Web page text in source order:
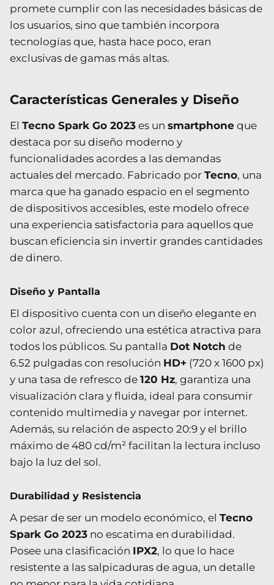
promete cumplir con las necesidades básicas de
los usuarios, sino que también incorpora
tecnologías que, hasta hace poco, eran
exclusivas de gamas más altas.
Características Generales y Diseño
El Tecno Spark Go 2023 es un smartphone que
destaca por su diseño moderno y
funcionalidades acordes a las demandas
actuales del mercado. Fabricado por Tecno, una
marca que ha ganado espacio en el segmento
de dispositivos accesibles, este modelo ofrece
una experiencia satisfactoria para aquellos que
buscan eficiencia sin invertir grandes cantidades
de dinero.
Diseño y Pantalla
El dispositivo cuenta con un diseño elegante en
color azul, ofreciendo una estética atractiva para
todos los públicos. Su pantalla Dot Notch de
6.52 pulgadas con resolución HD+ (720 x 1600 px)
y una tasa de refresco de 120 Hz, garantiza una
visualización clara y fluida, ideal para consumir
contenido multimedia y navegar por internet.
Además, su relación de aspecto 20:9 y el brillo
máximo de 480 cd/m² facilitan la lectura incluso
bajo la luz del sol.
Durabilidad y Resistencia
A pesar de ser un modelo económico, el Tecno
Spark Go 2023 no escatima en durabilidad.
Posee una clasificación IPX2, lo que lo hace
resistente a las salpicaduras de agua, un detalle